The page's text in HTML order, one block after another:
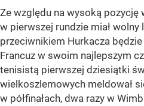
Ze względu na wysoką pozycję
w pierwszej rundzie miał wolny
przeciwnikiem Hurkacza
Francuz w swoim najlepszym
tenisistą pierwszej dziesiątki
wielkoszlemowych meldował
w półfinałach, dwa razy w